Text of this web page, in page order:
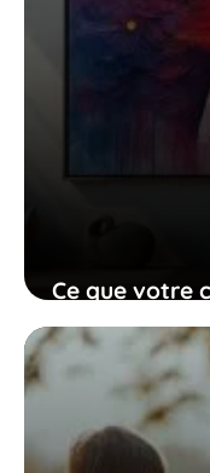
Ce que votre
sur votre
encore
22 décembre 2025